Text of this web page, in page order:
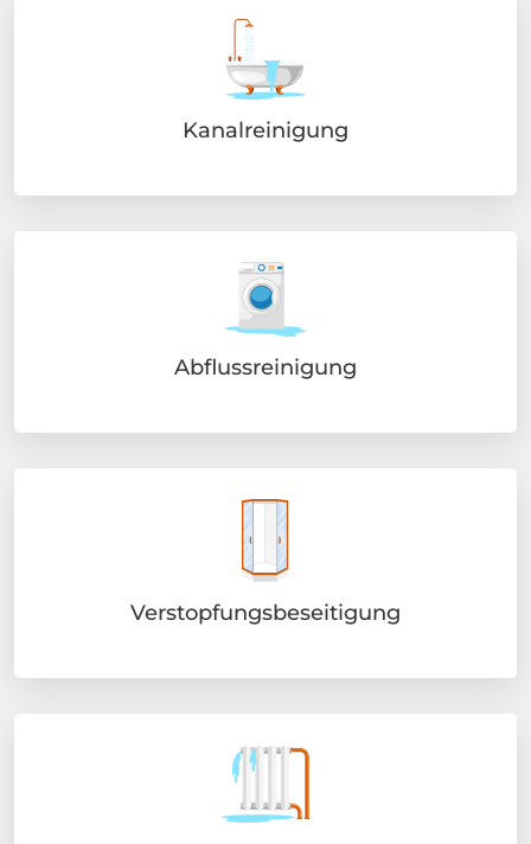
Kanalreinigung
Abflussreinigung
Verstopfungsbeseitigung